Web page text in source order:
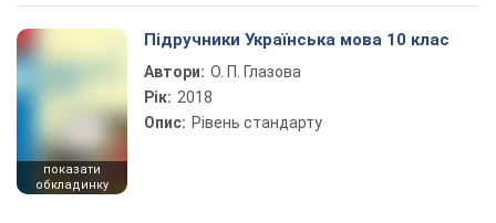
показати
обкладинку
Підручники Українська мова 10 клас
Автори: О. П. Глазова
Рік: 2018
Опис: Рівень стандарту